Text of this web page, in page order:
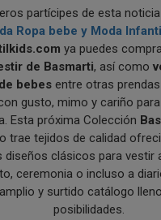
partícipes de esta
Ropa bebe y Moda
ya puedes
de Basmarti, así como
bebesentre otras
gusto, mimo y cariño
Esta próxima Colección
trae tejidos de calidad
diseños clásicos para vestir
ceremonia o incluso a
y surtido catálogo
posibilidades.